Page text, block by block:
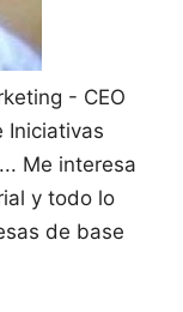
- CEO
Iniciativas
Me interesa
y todo lo
de base